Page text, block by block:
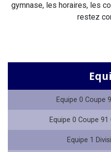
gymnase, les horaires, les
restez
Equipe 0 Coupe
Equipe 0 Coupe
Equipe 1